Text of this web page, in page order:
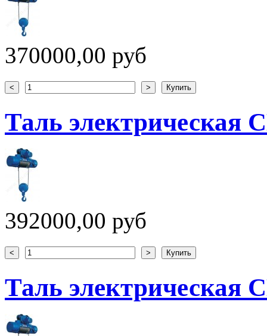
370000,00 руб
Таль электрическая
392000,00 руб
Таль электрическая